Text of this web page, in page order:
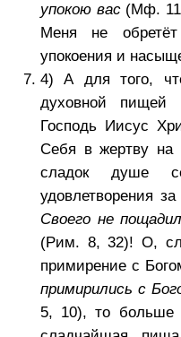
упокою вас(Мф. 11,
Меня не
упокоения и
4) А для того,
духовной
Господь Иисус
Себя в жертву на
сладок душе
удовлетворения
Своего не
(Рим. 8, 32)! О,
примирение с
примирились с
5, 10), то больше